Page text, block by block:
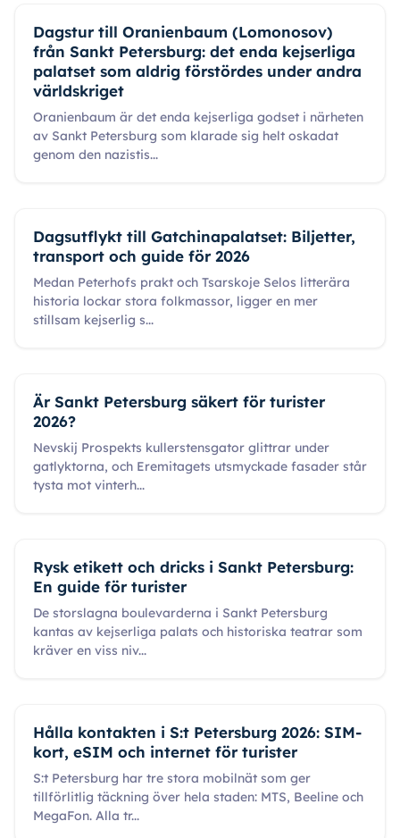
Dagstur till Oranienbaum (Lomonosov)
från Sankt Petersburg: det enda kejserliga
palatset som aldrig förstördes under andra
världskriget
Oranienbaum är det enda kejserliga godset i närheten
av Sankt Petersburg som klarade sig helt oskadat
genom den nazistis...
Dagsutflykt till Gatchinapalatset: Biljetter,
transport och guide för 2026
Medan Peterhofs prakt och Tsarskoje Selos litterära
historia lockar stora folkmassor, ligger en mer
stillsam kejserlig s...
Är Sankt Petersburg säkert för turister
2026?
Nevskij Prospekts kullerstensgator glittrar under
gatlyktorna, och Eremitagets utsmyckade fasader står
tysta mot vinterh...
Rysk etikett och dricks i Sankt Petersburg:
En guide för turister
De storslagna boulevarderna i Sankt Petersburg
kantas av kejserliga palats och historiska teatrar som
kräver en viss niv...
Hålla kontakten i S:t Petersburg 2026: SIM-
kort, eSIM och internet för turister
S:t Petersburg har tre stora mobilnät som ger
tillförlitlig täckning över hela staden: MTS, Beeline och
MegaFon. Alla tr...